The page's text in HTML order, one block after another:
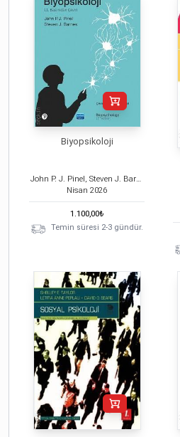
Biyopsikoloji
John P. J. Pinel, Steven J. Barnes, Fatih Bal
Nisan 2026
1.100,00₺
Temin süresi 2-3 gündür.